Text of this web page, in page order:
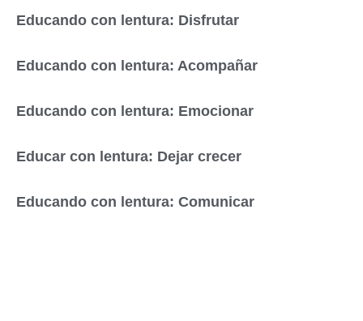
Educando con lentura: Disfrutar
Educando con lentura: Acompañar
Educando con lentura: Emocionar
Educar con lentura: Dejar crecer
Educando con lentura: Comunicar